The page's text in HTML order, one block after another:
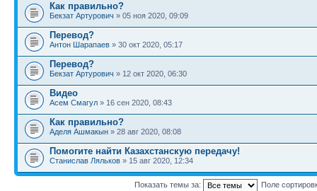
Как правильно?
Бекзат Артурович » 05 ноя 2020, 09:09
Перевод?
Антон Шарапаев » 30 окт 2020, 05:17
Перевод?
Бекзат Артурович » 12 окт 2020, 06:30
Видео
Асем Смагул » 16 сен 2020, 08:43
Как правильно?
Аделя Ашмакын » 28 авг 2020, 08:08
Помогите найти Казахстанскую передачу!
Станислав Ляльков » 15 авг 2020, 12:34
Показать темы за: Поле